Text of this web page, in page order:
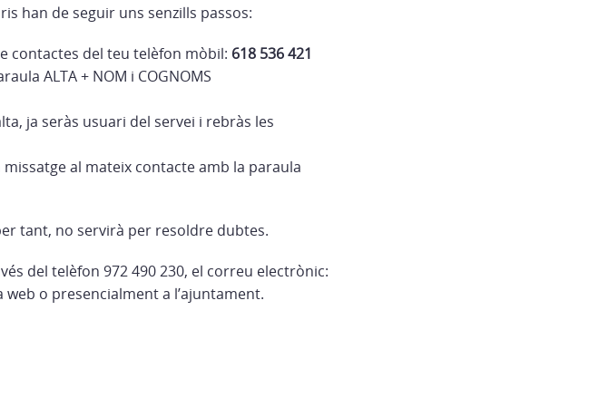
han de seguir uns senzills passos:
contactes del teu telèfon mòbil: 618 536 421
ALTA + NOM i COGNOMS
ja seràs usuari del servei i rebràs les
al mateix contacte amb la paraula
tant, no servirà per resoldre dubtes.
del telèfon 972 490 230, el correu electrònic:
o presencialment a l’ajuntament.